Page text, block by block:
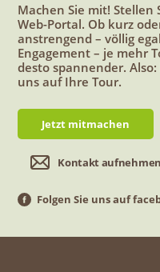
Machen Sie mit! Stellen
Web-Portal. Ob kurz
anstrengend – völlig
Engagement – je mehr
desto spannender.
uns auf Ihre Tour.
Jetzt mitmachen
Kontakt aufnehmen
Folgen Sie uns auf